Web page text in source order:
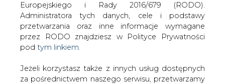
WŁĄCZ CIRE.TV
Europejskiego i Rady 2016/679 (RODO).
Administratora tych danych, cele i podstawy
przetwarzania oraz inne informacje wymagane
przez RODO znajdziesz w Polityce Prywatności
pod tym linkiem.
Jeżeli korzystasz także z innych usług dostępnych
za pośrednictwem naszego serwisu, przetwarzamy